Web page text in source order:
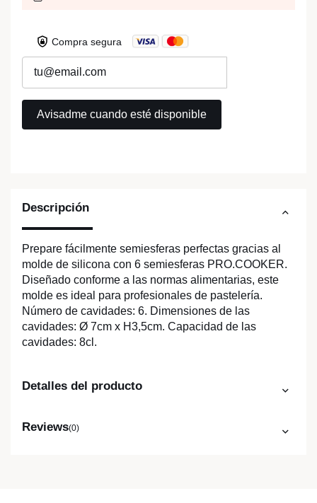
Descripción
Prepare fácilmente semiesferas perfectas gracias al
molde de silicona con 6 semiesferas PRO.COOKER.
Diseñado conforme a las normas alimentarias, este
molde es ideal para profesionales de pastelería.
Número de cavidades: 6. Dimensiones de las
cavidades: Ø 7cm x H3,5cm. Capacidad de las
cavidades: 8cl.
Detalles del producto
Reviews(0)
Compra segura